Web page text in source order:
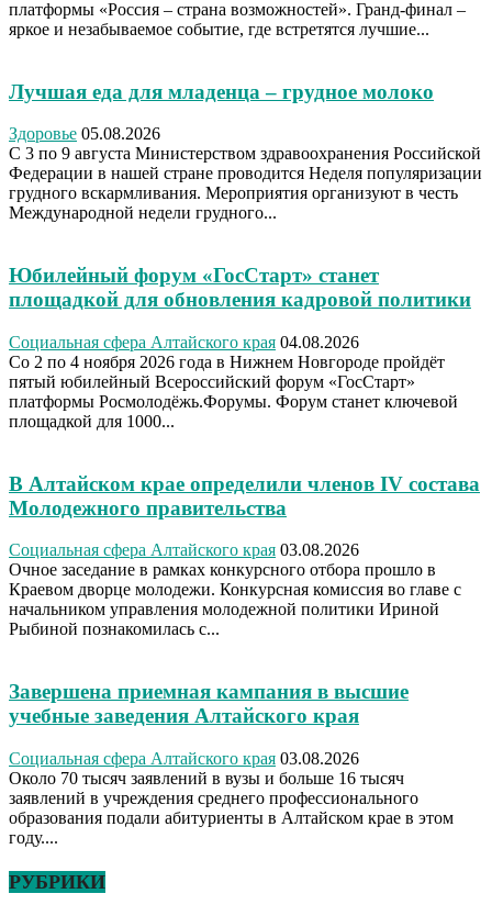
платформы «Россия – страна возможностей». Гранд-финал –
яркое и незабываемое событие, где встретятся лучшие...
Лучшая еда для младенца – грудное молоко
Здоровье 05.08.2026
С 3 по 9 августа Министерством здравоохранения Российской
Федерации в нашей стране проводится Неделя популяризации
грудного вскармливания. Мероприятия организуют в честь
Международной недели грудного...
Юбилейный форум «ГосСтарт» станет
площадкой для обновления кадровой политики
Социальная сфера Алтайского края 04.08.2026
Со 2 по 4 ноября 2026 года в Нижнем Новгороде пройдёт
пятый юбилейный Всероссийский форум «ГосСтарт»
платформы Росмолодёжь.Форумы. Форум станет ключевой
площадкой для 1000...
В Алтайском крае определили членов IV состава
Молодежного правительства
Социальная сфера Алтайского края 03.08.2026
Очное заседание в рамках конкурсного отбора прошло в
Краевом дворце молодежи. Конкурсная комиссия во главе с
начальником управления молодежной политики Ириной
Рыбиной познакомилась с...
Завершена приемная кампания в высшие
учебные заведения Алтайского края
Социальная сфера Алтайского края 03.08.2026
Около 70 тысяч заявлений в вузы и больше 16 тысяч
заявлений в учреждения среднего профессионального
образования подали абитуриенты в Алтайском крае в этом
году....
РУБРИКИ